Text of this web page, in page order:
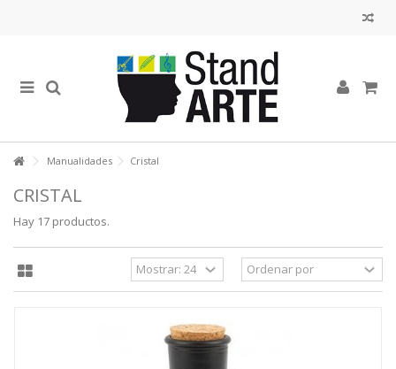
Manualidades Cristal
CRISTAL
Hay 17 productos.